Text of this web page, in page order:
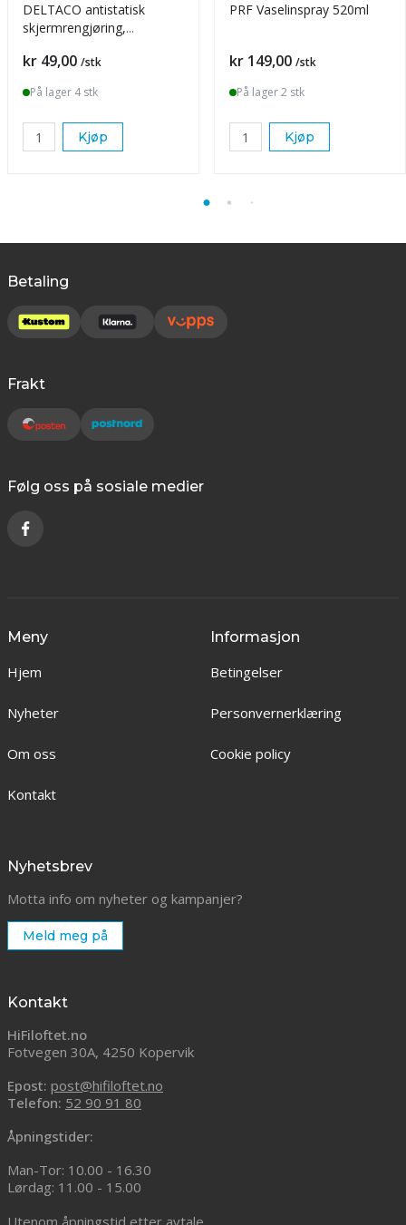
DELTACO antistatisk
skjermrengjøring,
Pris
kr 49,00 /stk
På lager 4 stk
Kjøp
PRF Vaselinspray 520ml
Pris
kr 149,00 /stk
På lager 2 stk
Kjøp
Betaling
Frakt
Følg oss på sosiale medier
Meny
Hjem
Nyheter
Om oss
Kontakt
Informasjon
Betingelser
Personvernerklæring
Cookie policy
Nyhetsbrev
Motta info om nyheter og kampanjer?
Meld meg på
Kontakt
HiFiloftet.no
Fotvegen 30A, 4250 Kopervik
Epost: post@hifiloftet.no
Telefon: 52 90 91 80
Åpningstider:
Man-Tor: 10.00 - 16.30
Lørdag: 11.00 - 15.00
Utenom åpningstid etter avtale,